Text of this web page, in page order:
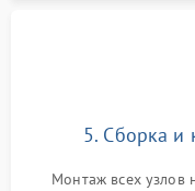
5. Сборка и
Монтаж всех узлов